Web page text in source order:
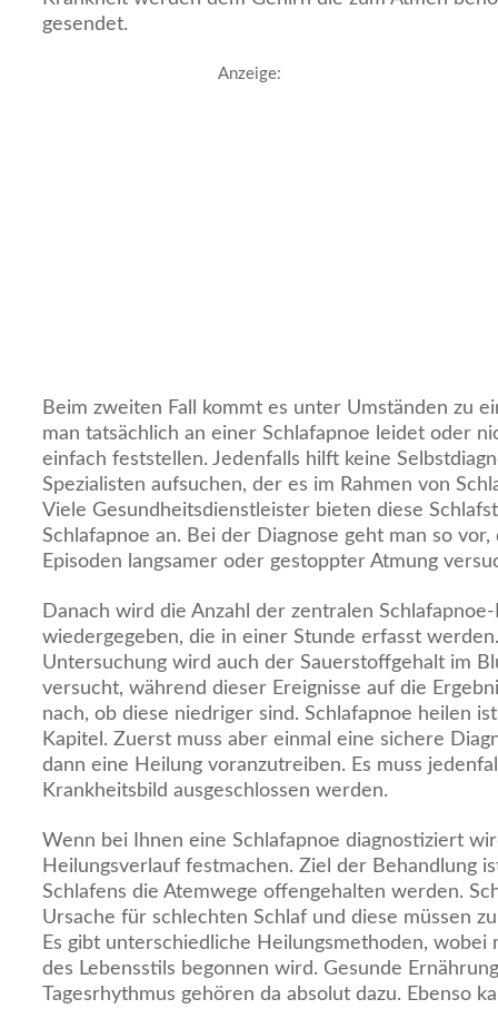
gesendet.
Anzeige:
Beim zweiten Fall kommt es unter Umständen zu
man tatsächlich an einer Schlafapnoe leidet oder
einfach feststellen. Jedenfalls hilft keine
Spezialisten aufsuchen, der es im Rahmen von
Viele Gesundheitsdienstleister bieten diese
Schlafapnoe an. Bei der Diagnose geht man so vor,
Episoden langsamer oder gestoppter Atmung
Danach wird die Anzahl der zentralen Schlafapnoe-
wiedergegeben, die in einer Stunde erfasst
Untersuchung wird auch der Sauerstoffgehalt im
versucht, während dieser Ereignisse auf die
nach, ob diese niedriger sind. Schlafapnoe heilen
Kapitel. Zuerst muss aber einmal eine sichere
dann eine Heilung voranzutreiben. Es muss
Krankheitsbild ausgeschlossen werden.
Wenn bei Ihnen eine Schlafapnoe diagnostiziert
Heilungsverlauf festmachen. Ziel der Behandlung
Schlafens die Atemwege offengehalten werden.
Ursache für schlechten Schlaf und diese müssen
Es gibt unterschiedliche Heilungsmethoden, wobei
des Lebensstils begonnen wird. Gesunde
Tagesrhythmus gehören da absolut dazu. Ebenso